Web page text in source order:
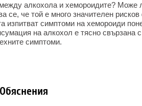
алкохола и хемороидите? Може
се, че той е много значителен
изпитват симптоми на хемороиди
на алкохол е тясно свързана
симптоми.